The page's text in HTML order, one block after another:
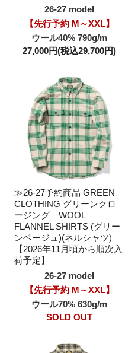
26-27 model
【先行予約 M～XXL】
ウール40% 790g/m
27,000円(税込29,700円)
≫26-27予約商品 GREEN
CLOTHING グリーンクロ
ージング｜WOOL
FLANNEL SHIRTS (グリー
ンベージュ)(ネルシャツ)
【2026年11月頃から順次入
荷予定】
26-27 model
【先行予約 M～XXL】
ウール70% 630g/m
SOLD OUT